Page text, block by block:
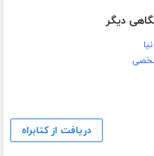
دیگر
دریافت از کتابراه